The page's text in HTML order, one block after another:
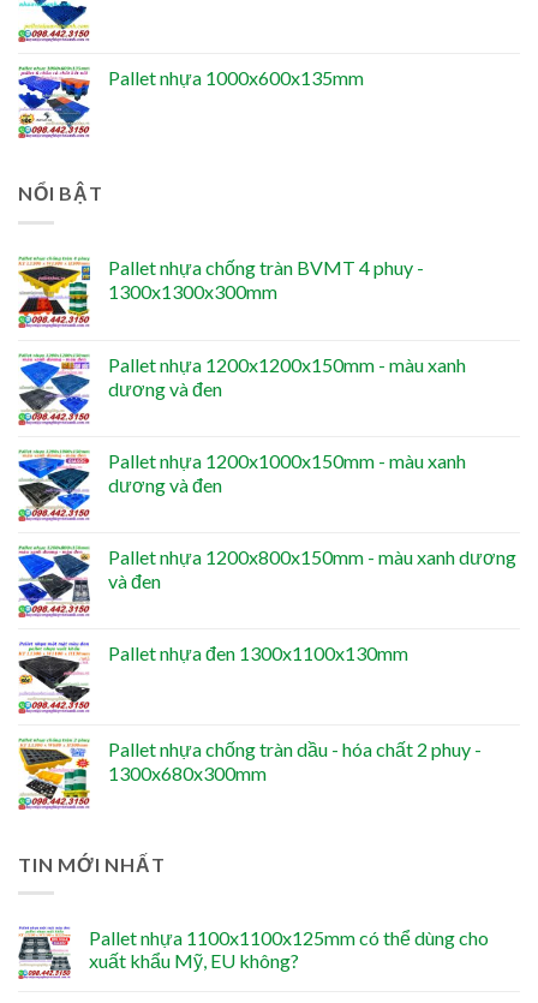
Pallet nhựa 1000x600x135mm
NỔI BẬT
Pallet nhựa chống tràn BVMT 4 phuy -
1300x1300x300mm
Pallet nhựa 1200x1200x150mm - màu xanh
dương và đen
Pallet nhựa 1200x1000x150mm - màu xanh
dương và đen
Pallet nhựa 1200x800x150mm - màu xanh dương
và đen
Pallet nhựa đen 1300x1100x130mm
Pallet nhựa chống tràn dầu - hóa chất 2 phuy -
1300x680x300mm
TIN MỚI NHẤT
Pallet nhựa 1100x1100x125mm có thể dùng cho
xuất khẩu Mỹ, EU không?